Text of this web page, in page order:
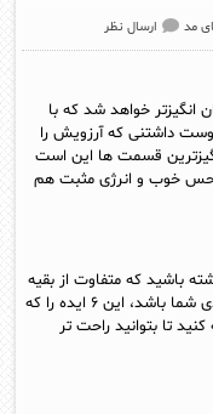
مد ارسال نظر
انگیزتر خواهد شد که با
داشتنی که آرزویش را
قسمت ها این است
حس خوب و انرژی مثبت هم
باشید که متفاوت از بقیه
طراحی ها و همچنین نشان دهنده شخصیت وجودی شما باشد، این ۶ ایده را که
تا بتوانید راحت تر